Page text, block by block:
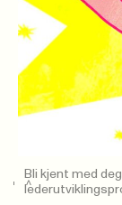
Bli kjent med